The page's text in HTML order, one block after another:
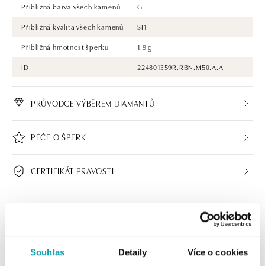
Souhlas Detaily Více o cookies
Přibližná barva všech kamenů
G
Přibližná kvalita všech kamenů
SI1
Přibližná hmotnost šperku
1.9 g
ID
224801359R.RBN.M50.A.A
PRŮVODCE VÝBĚREM DIAMANTŮ
PÉČE O ŠPERK
CERTIFIKÁT PRAVOSTI
HALADA BUTIKY